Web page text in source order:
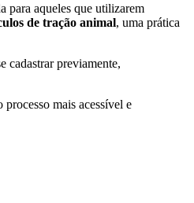
para aqueles que utilizarem
de tração animal, uma prática
cadastrar previamente,
mais acessível e